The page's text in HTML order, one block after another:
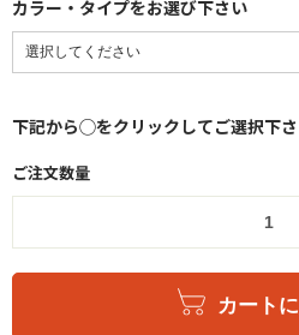
カラー・タイプをお選び下さい
下記から◯をクリックしてご選択下
ご注文数量
カート